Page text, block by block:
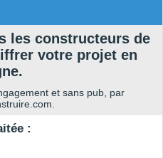
les constructeurs de
votre projet en
et sans pub, par
: